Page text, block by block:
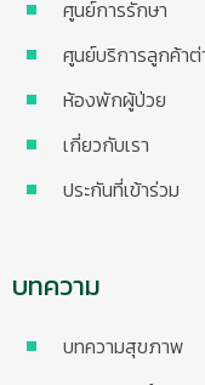
ศูนย์การรักษา
ศูนย์บริการลูกค้าต่
ห้องพักผู้ป่วย
เกี่ยวกับเรา
ประกันที่เข้าร่วม
บทความ
บทความสุขภาพ